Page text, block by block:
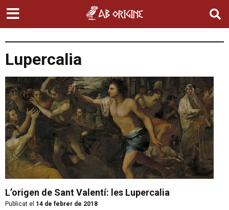
Lupercalia
L’origen de Sant Valentí: les Lupercalia
Publicat el 14 de febrer de 2018